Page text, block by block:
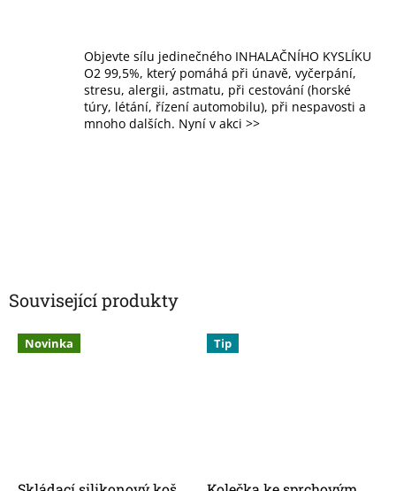
Objevte sílu jedinečného INHALAČNÍHO KYSLÍKU
O2 99,5%, který pomáhá při únavě, vyčerpání,
stresu, alergii, astmatu, při cestování (horské
túry, létání, řízení automobilu), při nespavosti a
mnoho dalších. Nyní v akci >>
Související produkty
Novinka Tip